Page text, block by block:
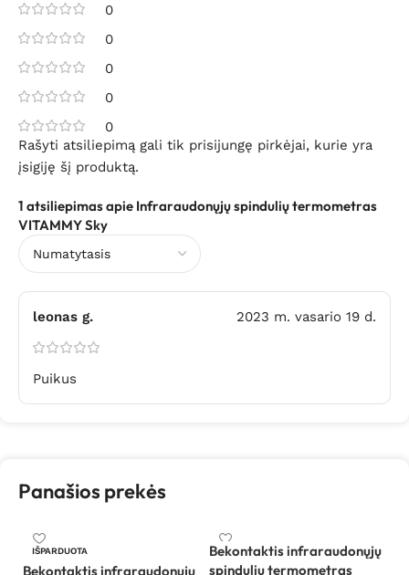
0
0
0
0
0
1 atsiliepimas apie Infraraudonųjų spindulių termometras
VITAMMY Sky
leonas g. 2023 m. vasario 19 d.
Puikus
Rašyti atsiliepimą gali tik prisijungę pirkėjai, kurie yra
įsigiję šį produktą.
Panašios prekės
IŠPARDUOTA
Bekontaktis infraraudonųjų
Bekontaktis infraraudonųjų
spindulių termometras